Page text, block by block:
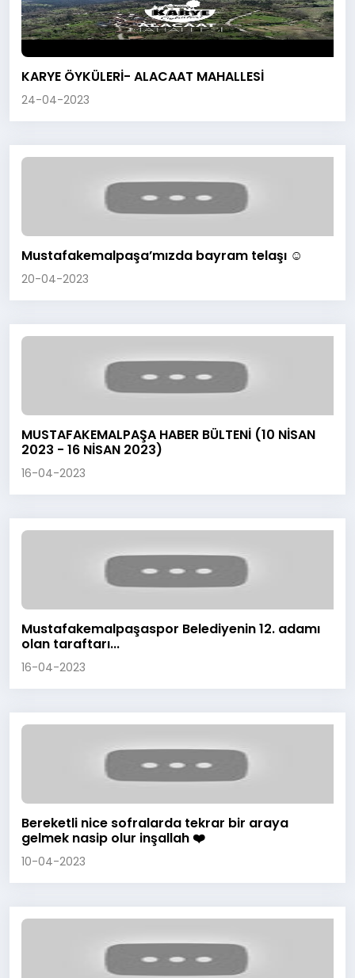
KARYE ÖYKÜLERİ- ALACAAT MAHALLESİ
24-04-2023
Mustafakemalpaşa’mızda bayram telaşı ☺️
20-04-2023
MUSTAFAKEMALPAŞA HABER BÜLTENİ (10 NİSAN
2023 - 16 NİSAN 2023)
16-04-2023
Mustafakemalpaşaspor Belediyenin 12. adamı
olan taraftarı...
16-04-2023
Bereketli nice sofralarda tekrar bir araya
gelmek nasip olur inşallah ❤️
10-04-2023